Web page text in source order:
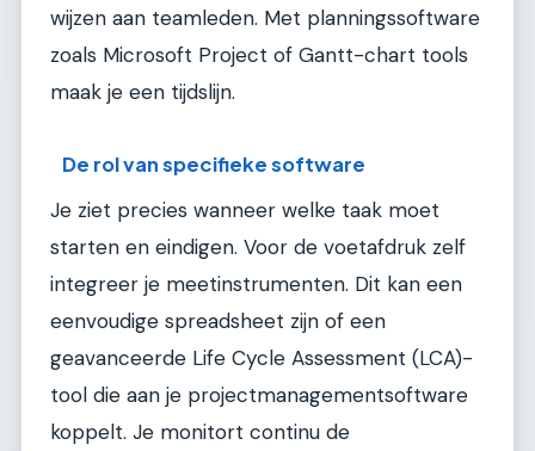
wijzen aan teamleden. Met planningssoftware
zoals Microsoft Project of Gantt-chart tools
maak je een tijdslijn.
De rol van specifieke software
Je ziet precies wanneer welke taak moet
starten en eindigen. Voor de voetafdruk zelf
integreer je meetinstrumenten. Dit kan een
eenvoudige spreadsheet zijn of een
geavanceerde Life Cycle Assessment (LCA)-
tool die aan je projectmanagementsoftware
koppelt. Je monitort continu de